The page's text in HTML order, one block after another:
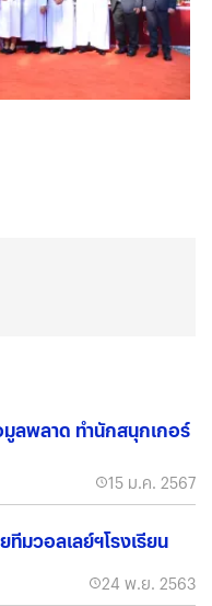
ลพลาด ทำนักสนุกเกอร์
15 ม.ค. 2567
มวอลเลย์ฯโรงเรียน
24 พ.ย. 2563